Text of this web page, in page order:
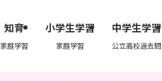
知育
家庭学習
小学生学習
家庭学習
中学生学習
公立高校過去問